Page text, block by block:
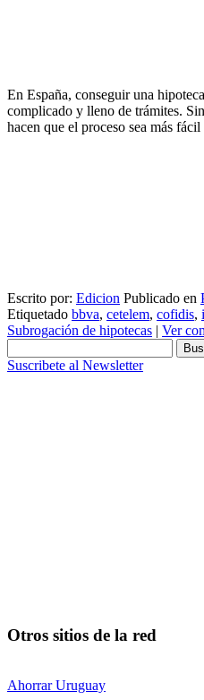
En España, conseguir una
complicado y lleno de trámites.
hacen que el proceso sea más fácil
Escrito por: Edicion Publicado en
Etiquetado bbva, cetelem, cofidis,
Subrogación de hipotecas | Ver
Suscribete al Newsletter
Otros sitios de la red
Ahorrar Uruguay